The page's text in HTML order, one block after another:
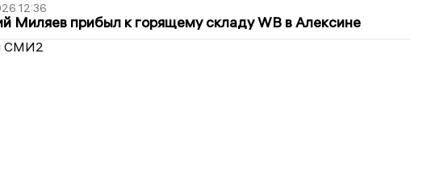
12:36
Миляев прибыл к горящему складу WB в Алексине
СМИ2